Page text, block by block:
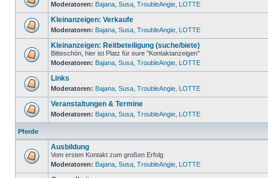
Moderatoren: Bajana Susa TroubleAngie LOTTE
Kleinanzeigen: Verkaufe
Moderatoren: Bajana Susa TroubleAngie LOTTE
Kleinanzeigen: Reitbeteiligung (suche/biete)
Bitteschön, hier ist Platz für eure "Kontaktanzeigen"
Moderatoren: Bajana Susa TroubleAngie LOTTE
Links
Moderatoren: Bajana Susa TroubleAngie LOTTE
Veranstaltungen & Termine
Moderatoren: Bajana Susa TroubleAngie LOTTE
Pferde
Ausbildung
Vom ersten Kontakt zum großen Erfolg
Moderatoren: Bajana Susa TroubleAngie LOTTE